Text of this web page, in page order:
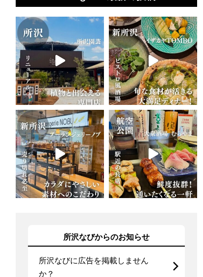
所沢なびからのお知らせ
所沢なびに広告を掲載しません
か？